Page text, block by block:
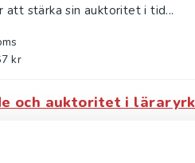
att stärka sin auktoritet i tid...
kr
och auktoritet i
tungt på skolan och skolan på